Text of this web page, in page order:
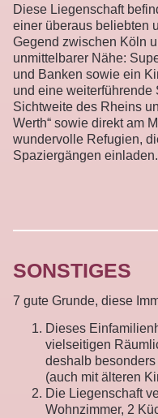
Diese Liegenschaft
einer überaus beliebten
Gegend zwischen Köln
unmittelbarer Nähe:
und Banken sowie ein
und eine weiterführende
Sichtweite des Rheins
Werth“ sowie direkt am
wundervolle Refugien,
Spaziergängen einladen.
SONSTIGES
7 gute Grunde, diese
Dieses
vielseitigen
deshalb
(auch mit älteren
Die Liegenschaft
Wohnzimmer, 2